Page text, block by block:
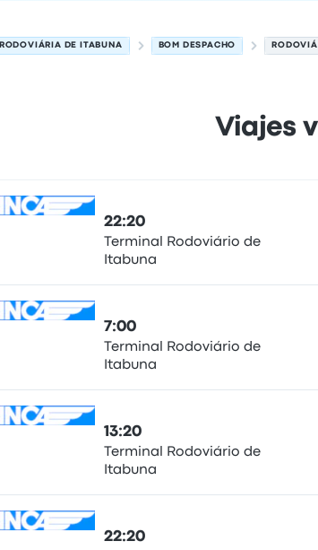
RODOVIÁRIA DE ITABUNA BOM DESPACHO
Viajes
22:20
Terminal Rodoviário de
Itabuna
7:00
Terminal Rodoviário de
Itabuna
13:20
Terminal Rodoviário de
Itabuna
22:20